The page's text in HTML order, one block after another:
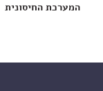
המערכת החיסונית